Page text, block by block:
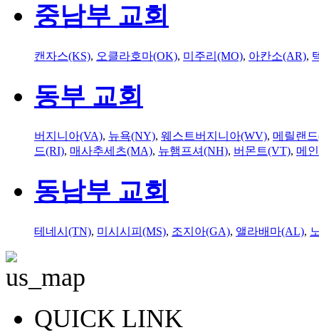
중남부 교회
캔자스(KS), 오클라호마(OK), 미주리(MO), 아칸소(AR),
동부 교회
버지니아(VA), 뉴욕(NY), 웨스트버지니아(WV), 메릴랜
드(RI), 매사추세츠(MA), 뉴햄프셔(NH), 버몬트(VT), 메
동남부 교회
테네시(TN), 미시시피(MS), 조지아(GA), 앨라배마(AL),
QUICK LINK